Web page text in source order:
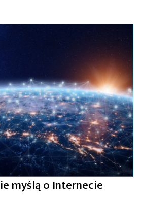
myślą o Internecie